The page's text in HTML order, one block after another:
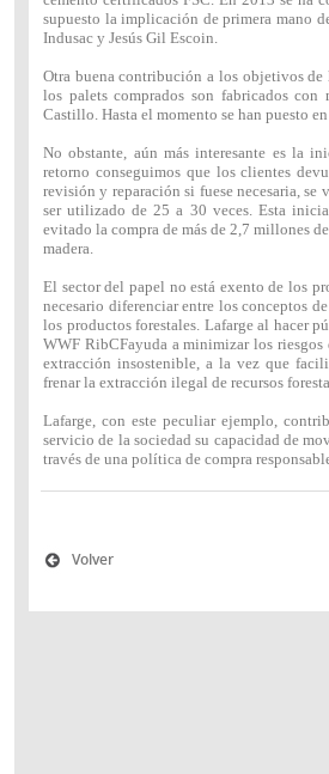
supuesto la implicación de primera mano
Indusac y Jesús Gil Escoin.
Otra buena contribución a los objetivos
los palets comprados son fabricados
Castillo. Hasta el momento se han puesto
No obstante, aún más interesante es la
retorno conseguimos que los clientes
revisión y reparación si fuese necesaria,
ser utilizado de 25 a 30 veces. Esta
evitado la compra de más de 2,7 millones
madera.
El sector del papel no está exento de los
necesario diferenciar entre los conceptos
los productos forestales. Lafarge al hacer
WWF RibCFayuda a minimizar los
extracción insostenible, a la vez que
frenar la extracción ilegal de recursos
Lafarge, con este peculiar ejemplo,
servicio de la sociedad su capacidad de
través de una política de compra
Volver